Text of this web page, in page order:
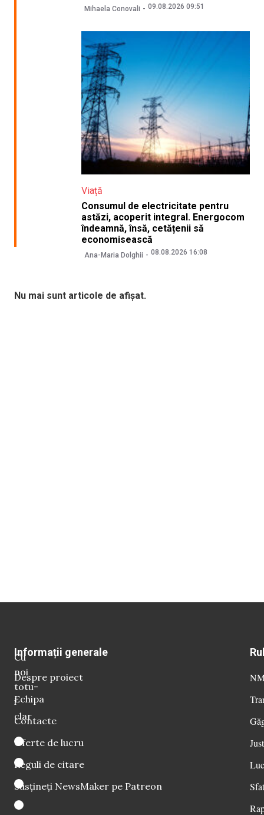
Mihaela Conovali 09.08.2026 09:51
Viață
Consumul de electricitate pentru
astăzi, acoperit integral. Energocom
îndeamnă, însă, cetățenii să
economisească
Ana-Maria Dolghii 08.08.2026 16:08
Nu mai sunt articole de afișat.
Cu
noi
totu-
i
clar
Informații generale
Despre proiect
Echipa
Contacte
Oferte de lucru
Reguli de citare
Susțineți NewsMaker pe Patreon